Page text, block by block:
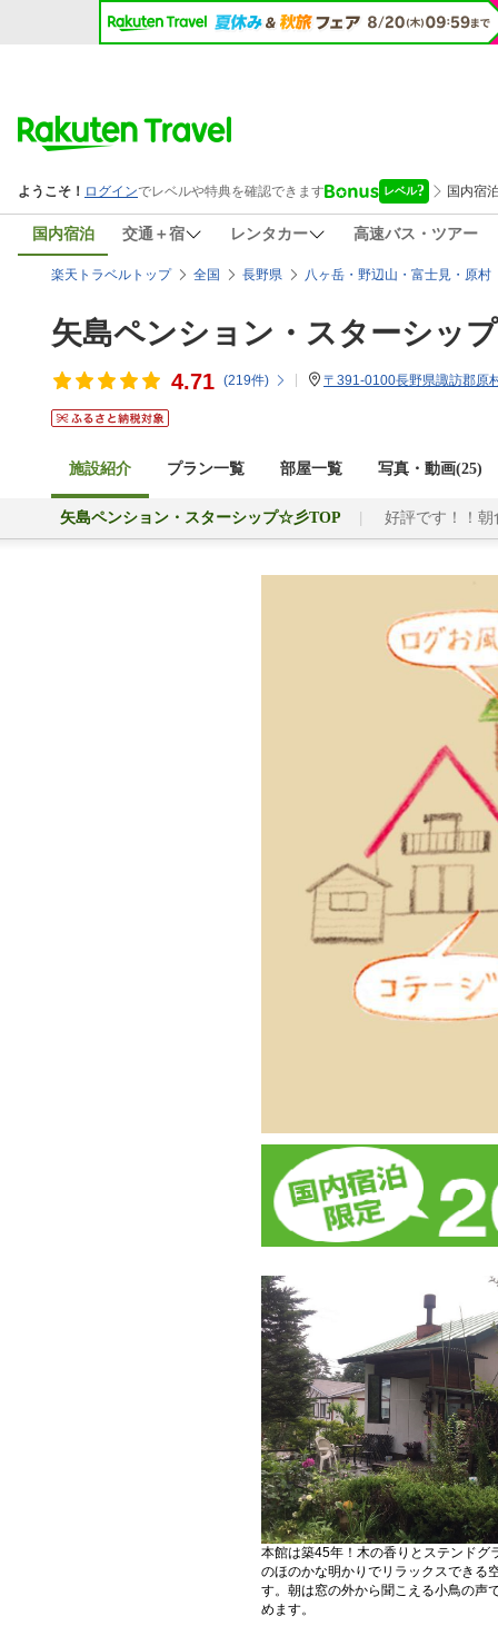
国内宿泊 交通＋宿 レンタカー 高速バス・ツアー
楽天トラベルトップ 全国 長野県 八ヶ岳・野辺山・富士見・原村
矢島ペンション・スターシップ
4.71 (219件) 〒391-0100長野県諏訪郡原
施設紹介 プラン一覧 部屋一覧 写真・動画(25)
矢島ペンション・スターシップ☆彡TOP 好評です！！
本館は築45年！木の香りとステンドグ
のほのかな明かりでリラックスできる
す。朝は窓の外から聞こえる小鳥の声
めます。